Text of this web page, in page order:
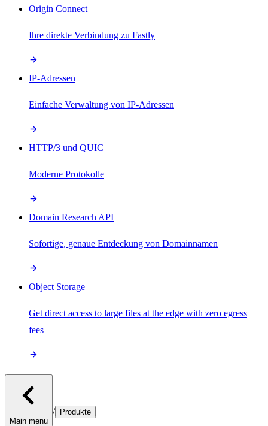
Origin Connect
Ihre direkte Verbindung zu Fastly
IP-Adressen
Einfache Verwaltung von IP-Adressen
HTTP/3 und QUIC
Moderne Protokolle
Domain Research API
Sofortige, genaue Entdeckung von Domainnamen
Object Storage
Get direct access to large files at the edge with zero egress
fees
Main menu
/ Produkte